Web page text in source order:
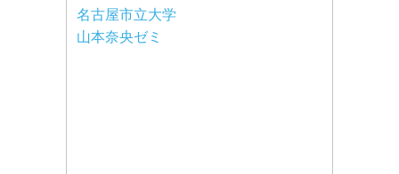
名古屋市立大学
山本奈央ゼミ